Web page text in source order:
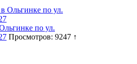
по ул.
Просмотров: 9247 ↑